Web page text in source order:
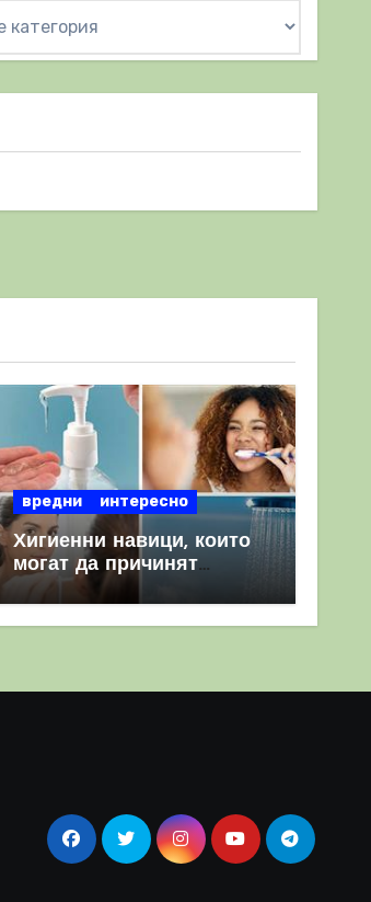
вредни интересно
Хигиенни навици, които
могат да причинят
повече вреда, отколкото
полза